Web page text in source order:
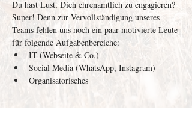
Du hast Lust, Dich ehrenamtlich zu engagieren?
Super! Denn zur Vervollständigung unseres
Teams fehlen uns noch ein paar motivierte Leute
für folgende Aufgabenbereiche:
IT (Webseite & Co.)
Social Media (WhatsApp, Instagram)
Organisatorisches